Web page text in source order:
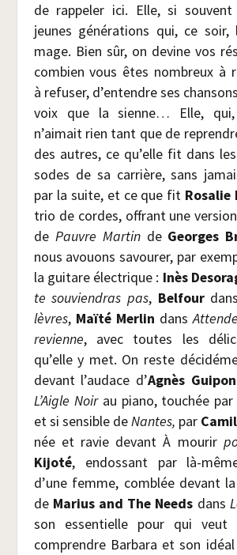
de rap­pe­ler ici. Elle, si
jeunes géné­ra­tions qui, ce
mage. Bien sûr, on devine vos
com­bien vous êtes nom­breux à
à refu­ser, d’entendre ses
voix que la sienne… Elle, qui,
n’aimait rien tant que de
des autres, ce qu’elle fit dans
sodes de sa car­rière, sans
par la suite, et ce que fit Rosa­lie
trio de cordes, offrant une
de Pauvre Mar­tinde Georges
nous avouons savou­rer, par
la gui­tare élec­trique : Inès
te sou­vien­dras pas, Bel­four
lèvres, Maï­té Mer­lin dans
revienne, avec toutes les
qu’elle y met. On reste
devant l’audace d’Agnès
L’Aigle Noirau pia­no, tou­chée par
et si sen­sible deNantes, par
née et ravie devant À mou­rir
Kijo­té, endos­sant par là-
d’une femme, com­blée devant
de Marius and The Needs dans
son essen­tielle pour qui veut
com­prendre Bar­ba­ra et son